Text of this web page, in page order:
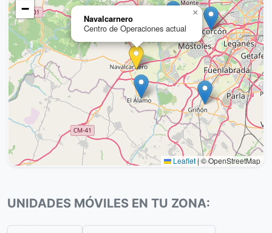
Navalcarnero
Centro de Operaciones actual
×
−
Leaflet|© OpenStreetMap
UNIDADES MÓVILES EN TU ZONA: